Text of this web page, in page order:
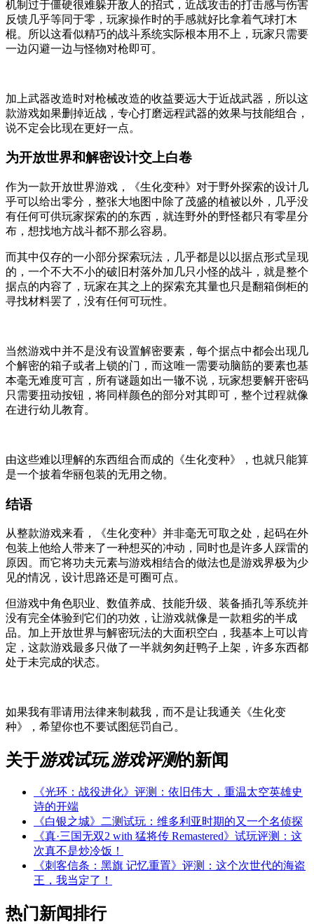
机制过于僵硬很难躲开敌人的招式，近战攻击的打击感与伤害
反馈几乎等同于零，玩家操作时的手感就好比拿着气球打木
棍。所以这看似精巧的战斗系统实际根本用不上，玩家只需要
一边闪避一边与怪物对枪即可。
加上武器改造时对枪械改造的收益要远大于近战武器，所以这
款游戏如果删掉近战，专心打磨远程武器的效果与技能组合，
说不定会比现在更好一点。
为开放世界和解密设计交上白卷
作为一款开放世界游戏，《生化变种》对于野外探索的设计几
乎可以给出零分，整张大地图中除了茂盛的植被以外，几乎没
有任何可供玩家探索的的东西，就连野外的野怪都只有零星分
布，想找地方战斗都不那么容易。
而其中仅存的一小部分探索玩法，几乎都是以以据点形式呈现
的，一个不大不小的破旧村落外加几只小怪的战斗，就是整个
据点的内容了，玩家在其之上的探索充其量也只是翻箱倒柜的
寻找材料罢了，没有任何可玩性。
当然游戏中并不是没有设置解密要素，每个据点中都会出现几
个解密的箱子或者上锁的门，而这唯一需要动脑筋的要素也基
本毫无难度可言，所有谜题如出一辙不说，玩家想要解开密码
只需要扭动按钮，将同样颜色的部分对其即可，整个过程就像
在进行幼儿教育。
由这些难以理解的东西组合而成的《生化变种》，也就只能算
是一个披着华丽包装的无用之物。
结语
从整款游戏来看，《生化变种》并非毫无可取之处，起码在外
包装上他给人带来了一种想买的冲动，同时也是许多人踩雷的
原因。而它将功夫元素与游戏相结合的做法也是游戏界极为少
见的情况，设计思路还是可圈可点。
但游戏中角色职业、数值养成、技能升级、装备插孔等系统并
没有完全体验到它们的功效，让游戏就像是一款粗劣的半成
品。加上开放世界与解密玩法的大面积空白，我基本上可以肯
定，这款游戏最多只做了一半就匆匆赶鸭子上架，许多东西都
处于未完成的状态。
如果我有罪请用法律来制裁我，而不是让我通关《生化变
种》，希望你也不要试图惩罚自己。
关于游戏试玩,游戏评测的新闻
《光环：战役进化》评测：依旧伟大，重温太空英雄史
诗的开端
《白银之城》二测试玩：维多利亚时期的又一个名侦探
《真·三国无双2 with 猛将传 Remastered》试玩评测：这
次真不是炒冷饭！
《刺客信条：黑旗 记忆重置》评测：这个次世代的海盗
王，我当定了！
热门新闻排行